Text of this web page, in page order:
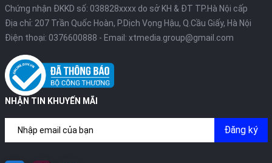
Chứng nhận ĐKKD số: 038828xxxx do sở KH & ĐT TP.Hà Nội cấp
Địa chỉ: 207 Trần Quốc Hoàn, P.Dịch Vọng Hậu, Q.Cầu Giấy, Hà Nội
Điện thoại: 0376600888 - Email: xtmedia.group@gmail.com
NHẬN TIN KHUYẾN MÃI
Đăng ký